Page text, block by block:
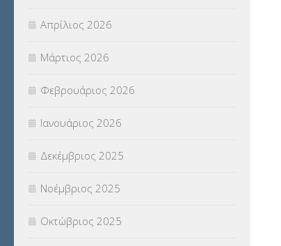
(18)
ΣΥΝΤΑΞΕΙΣ(12)
ΣΧΟΛΙΚΟΙ ΣΥΜΒΟΥΛΟΙ
ΥΠΕΡΑΡΙΘΜΟΙ(1)
ΥΠΟΤΡΟΦΙΕΣ(28)
Απρίλιος 2026
Μάρτιος 2026
Φεβρουάριος 2026
Ιανουάριος 2026
Δεκέμβριος 2025
Νοέμβριος 2025
Οκτώβριος 2025